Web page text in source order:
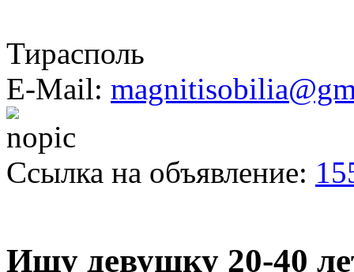
Тирасполь
E-Mail:
Ссылка на объявление:
Ищу девушку 20-40